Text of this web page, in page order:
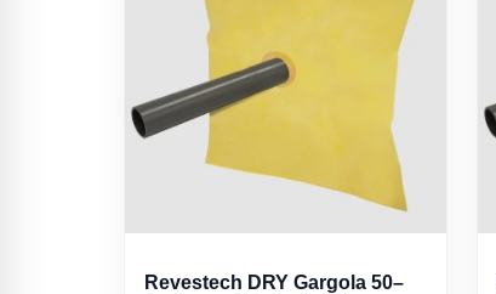
Revestech DRY Gargola 50–